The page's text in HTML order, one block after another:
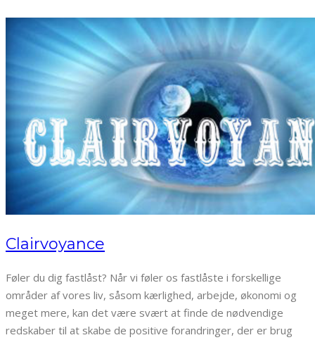
Clairvoyance
Føler du dig fastlåst? Når vi føler os fastlåste i forskellige
områder af vores liv, såsom kærlighed, arbejde, økonomi og
meget mere, kan det være svært at finde de nødvendige
redskaber til at skabe de positive forandringer, der er brug